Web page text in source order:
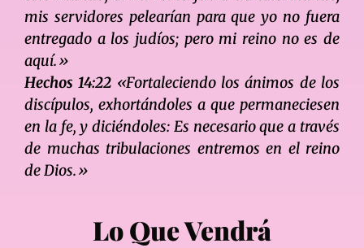
mis servidores pelearían para que yo no fuera
entregado a los judíos; pero mi reino no es de
aquí.»
Hechos 14:22 «Fortaleciendo los ánimos de los
discípulos, exhortándoles a que permaneciesen
en la fe, y diciéndoles: Es necesario que a través
de muchas tribulaciones entremos en el reino
de Dios.»
Lo Que Vendrá